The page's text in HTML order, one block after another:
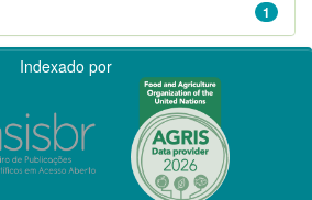
1
Indexado por